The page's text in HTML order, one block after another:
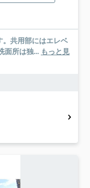
。共用部にはエレベ
面所は独... もっと見